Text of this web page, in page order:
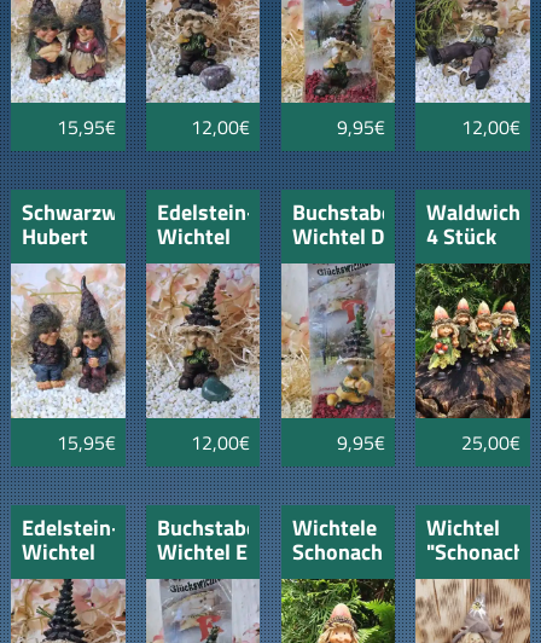
15,95€ 12,00€ 9,95€
Eichel
12,00€
Schwarzwaldgnome
Hubert
und
Jasmiene
15,95€
Edelstein-
Wichtel
"Aventurin"
Krebs
12,00€
Buchstaben
Wichtel D
"Loisl"
9,95€
4 Stück
25,00€
Edelstein-
Wichtel
"Bergkristall"
Löwe
Buchstaben
Wichtel E
"Seppl"
Wichtele
Schonach
mit Vogel
Wichtel
"Schonach"
mit